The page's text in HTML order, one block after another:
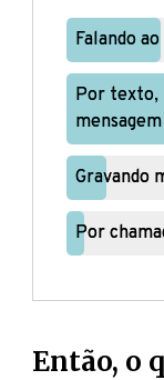
Falando
Falando
Por texto,
mensagem
Por texto,
mensagem
Gravando
Gravando
Por
Por
Então, o